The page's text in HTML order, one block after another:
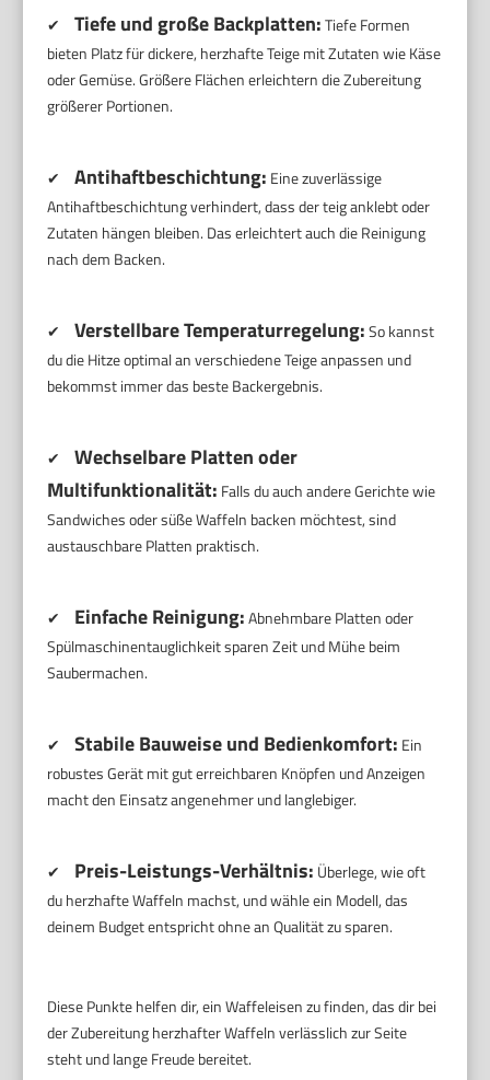
✔ Tiefe und große Backplatten:Tiefe Formen
bieten Platz für dickere, herzhafte Teige mit Zutaten wie Käse
oder Gemüse. Größere Flächen erleichtern die Zubereitung
größerer Portionen.
✔ Antihaftbeschichtung: Eine zuverlässige
Antihaftbeschichtung verhindert, dass der teig anklebt oder
Zutaten hängen bleiben. Das erleichtert auch die Reinigung
nach dem Backen.
✔ Verstellbare Temperaturregelung:So kannst
du die Hitze optimal an verschiedene Teige anpassen und
bekommst immer das beste Backergebnis.
✔
Wechselbare Platten oder
Multifunktionalität: Falls du auch andere Gerichte wie
Sandwiches oder süße Waffeln backen möchtest, sind
austauschbare Platten praktisch.
✔ Einfache Reinigung:Abnehmbare Platten oder
Spülmaschinentauglichkeit sparen Zeit und Mühe beim
Saubermachen.
✔ Stabile Bauweise und Bedienkomfort: Ein
robustes Gerät mit gut erreichbaren Knöpfen und Anzeigen
macht den Einsatz angenehmer und langlebiger.
✔ Preis-Leistungs-Verhältnis: Überlege, wie oft
du herzhafte Waffeln machst, und wähle ein Modell, das
deinem Budget entspricht ohne an Qualität zu sparen.
Diese Punkte helfen dir, ein Waffeleisen zu finden, das dir bei
der Zubereitung herzhafter Waffeln verlässlich zur Seite
steht und lange Freude bereitet.